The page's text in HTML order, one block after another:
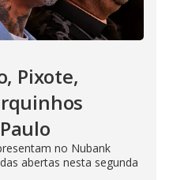
Pixote,
no Nubank
abertas nesta segunda